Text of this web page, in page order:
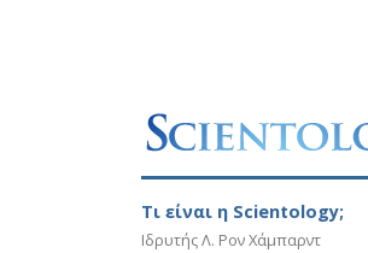
Τι είναι η Scientology;
Ιδρυτής Λ. Ρον Χάμπαρντ